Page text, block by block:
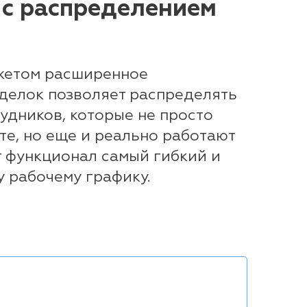
распределением
расширенное
позволяет распределять
которые не просто
но еще и реально работают
функционал самый гибкий и
графику.